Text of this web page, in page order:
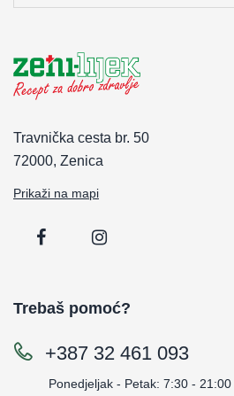
Travnička cesta br. 50
72000, Zenica
Prikaži na mapi
Trebaš pomoć?
+387 32 461 093
Ponedjeljak - Petak: 7:30 - 21:00